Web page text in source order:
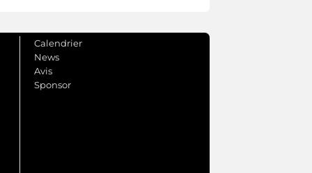
Calendrier
News
Avis
Sponsor